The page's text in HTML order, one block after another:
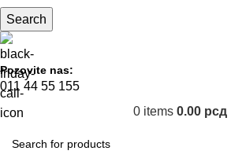
Search
Pozovite nas:
011 44 55 155
0 items 0.00 рсд